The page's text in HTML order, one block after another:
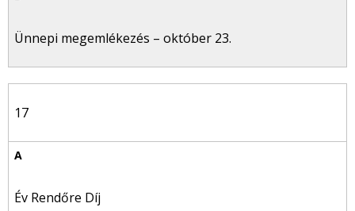
Ünnepi megemlékezés – október 23.
17
Év Rendőre Díj